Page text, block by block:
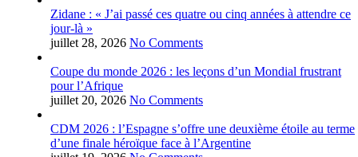
Zidane : « J’ai passé ces quatre ou cinq années à attendre ce
jour-là »
juillet 28, 2026 No Comments
Coupe du monde 2026 : les leçons d’un Mondial frustrant
pour l’Afrique
juillet 20, 2026 No Comments
CDM 2026 : l’Espagne s’offre une deuxième étoile au terme
d’une finale héroïque face à l’Argentine